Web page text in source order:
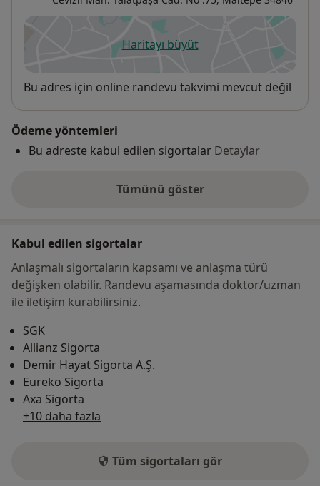
Haritayı büyütyeni bir sekmede açılır
Uygunluk
Bu adres için online randevu takvimi mevcut değil
Ödeme yöntemleri
Bu adreste kabul edilen sigortalar Detaylar
Tümünü göster
adres hakkında
Kabul edilen sigortalar
Anlaşmalı sigortaların kapsamı ve anlaşma türü
değişken olabilir. Randevu aşamasında doktor/uzman
ile iletişim kurabilirsiniz.
SGK
Allianz Sigorta
Demir Hayat Sigorta A.Ş.
Eureko Sigorta
Axa Sigorta
+10 daha fazla
Tüm sigortaları gör